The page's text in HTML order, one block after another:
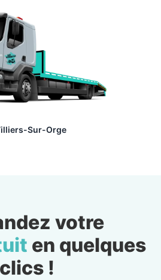
Sur-Orge
votre
en quelques
clics !